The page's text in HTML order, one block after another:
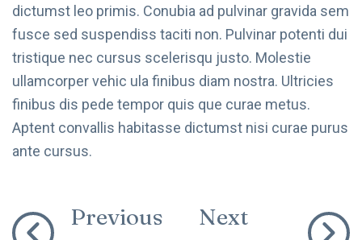
dictumst leo primis. Conubia ad pulvinar gravida sem
fusce sed suspendiss taciti non. Pulvinar potenti dui
tristique nec cursus scelerisqu justo. Molestie
ullamcorper vehic ula finibus diam nostra. Ultricies
finibus dis pede tempor quis que curae metus.
Aptent convallis habitasse dictumst nisi curae purus
ante cursus.
Previous
Next